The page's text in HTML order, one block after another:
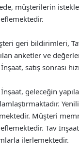
müşterilerin
geri bildirimleri,
anketler ve
İnşaat, satış sonrası
İnşaat, geleceğin
Müşteri
Tav
ilerlemektedir.